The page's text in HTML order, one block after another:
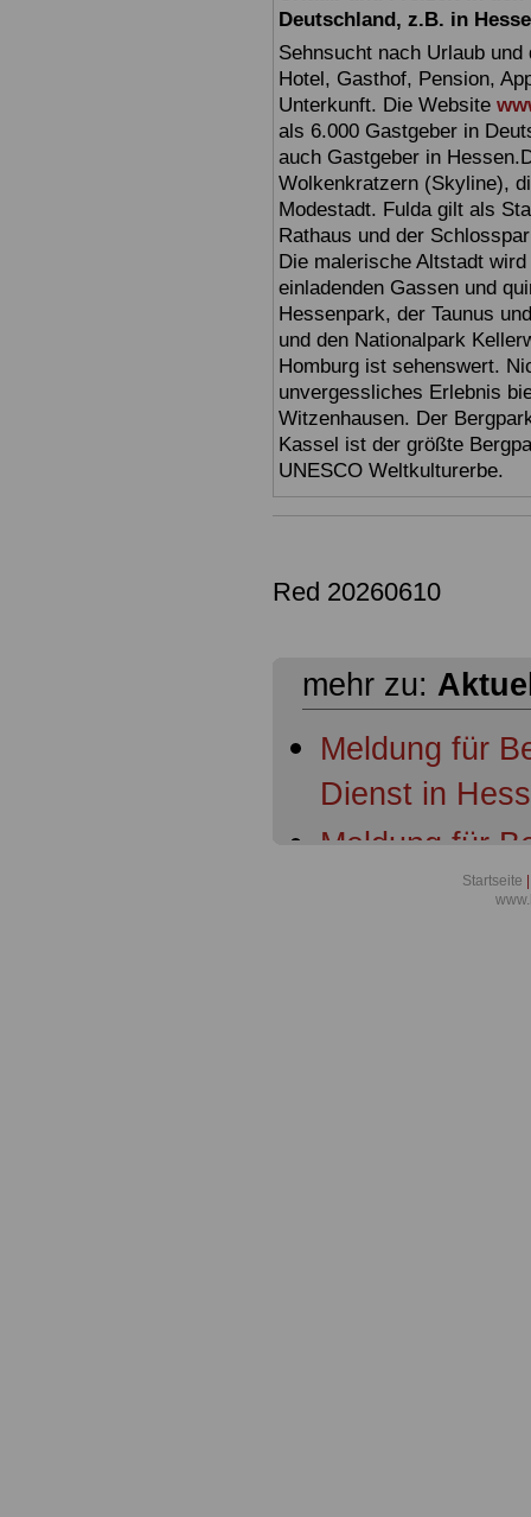
Deutschland, z.B. in
Sehnsucht nach Urlaub
Hotel, Gasthof, Pension,
Unterkunft. Die Website
als 6.000 Gastgeber in
auch Gastgeber in
Wolkenkratzern (Skyline),
Modestadt. Fulda gilt als
Rathaus und der
Die malerische Altstadt
einladenden Gassen und
Hessenpark, der Taunus
und den Nationalpark
Homburg ist sehenswert.
unvergessliches Erlebnis
Witzenhausen. Der
Kassel ist der größte
UNESCO Weltkulturerbe.
Red 20260610
mehr zu:
Meldung für
Dienst in
Meldung für
Dienst inStartseite